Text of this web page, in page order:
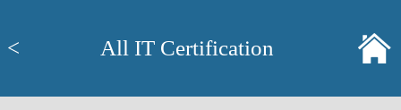
< All IT Certification